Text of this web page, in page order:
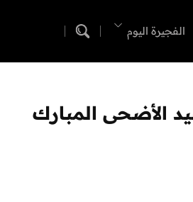
الفجيرة اليوم
الأضحى المبارك